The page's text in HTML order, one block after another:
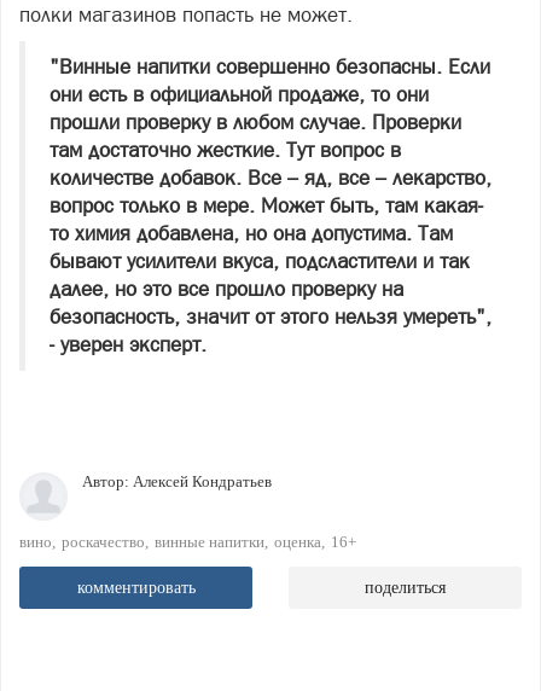
полки магазинов попасть не может.
"Винные напитки совершенно безопасны. Если
они есть в официальной продаже, то они
прошли проверку в любом случае. Проверки
там достаточно жесткие. Тут вопрос в
количестве добавок. Все – яд, все – лекарство,
вопрос только в мере. Может быть, там какая-
то химия добавлена, но она допустима. Там
бывают усилители вкуса, подсластители и так
далее, но это все прошло проверку на
безопасность, значит от этого нельзя умереть",
- уверен эксперт.
Автор: Алексей Кондратьев
вино роскачество винные напитки оценка 16+
комментировать поделиться